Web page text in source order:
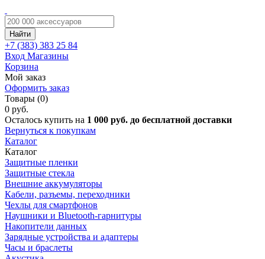
Найти
+7 (383) 383 25 84
Вход Магазины
Корзина
Мой заказ
Оформить заказ
Товары (0)
0 руб.
Осталось купить на 1 000 руб. до бесплатной доставки
Вернуться к покупкам
Каталог
Каталог
Защитные пленки
Защитные стекла
Внешние аккумуляторы
Кабели, разъемы, переходники
Чехлы для смартфонов
Наушники и Bluetooth-гарнитуры
Накопители данных
Зарядные устройства и адаптеры
Часы и браслеты